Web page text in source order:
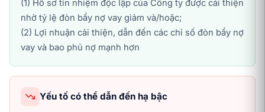
(1) Hồ sơ tín nhiệm độc lập của Công ty được cải thiện
nhờ tỷ lệ đòn bẩy nợ vay giảm và/hoặc;
(2) Lợi nhuận cải thiện, dẫn đến các chỉ số đòn bẩy nợ
vay và bao phủ nợ mạnh hơn
Yếu tố có thể dẫn đến hạ bậc